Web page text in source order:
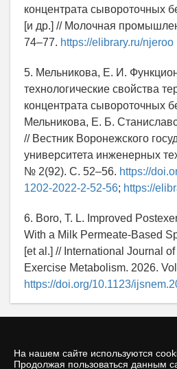
На нашем сайте используются
Продолжая пользоваться данным
концентрата сывороточных
[и др.] // Молочная
74–77. https://elibrary.ru/njeroo
5. Мельникова, Е. И.
технологические свойства
концентрата сывороточных
Мельникова, Е. Б.
// Вестник Воронежского
университета инженерных
№ 2(92). С. 52–56. https://
1202-2022-2-52-56; https://
6. Boro, T. L. Improved
With a Milk Permeate-Based
[et al.] // International Journal
Exercise Metabolism. 2026.
https://doi.org/10.1123/